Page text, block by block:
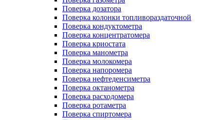
Поверка дозатора
Поверка колонки топливораздаточной
Поверка кондуктометра
Поверка концентратомера
Поверка криостата
Поверка манометра
Поверка молокомера
Поверка напоромера
Поверка нефтеденсиметра
Поверка октанометра
Поверка расходомера
Поверка ротаметра
Поверка спиртомера